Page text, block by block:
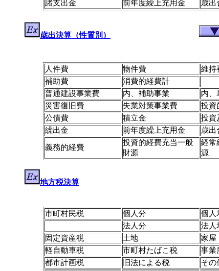
諸支出金
前年度繰上充用金 歳出
歳出決算（性質別）
人件費 物件費
維持
補助費
消費的経費計
普通建設事業費
内、補助事業
内、
災害復旧費
失業対策事業費
投資
公債費
積立金
投資
繰出金
前年度繰上充用金 歳出
義務的経費
投資的経費充当一般
財源
経常
源
地方税決算
市町村民税 個人分
個人
法人分
法人
固定資産税
土地
家屋
軽自動車税
市町村たばこ税
事業
都市計画税
旧法による税 その